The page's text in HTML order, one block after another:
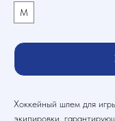
M
Хоккейный шлем для
экипировки,